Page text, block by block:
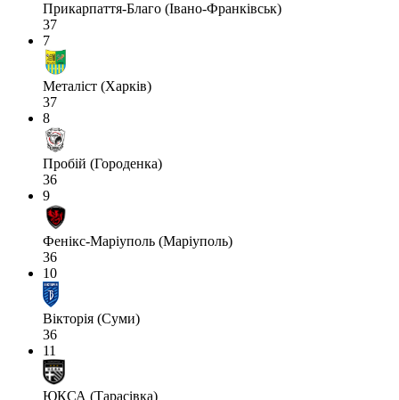
Прикарпаття-Благо (Івано-Франківськ)
37
7
Металіст (Харків)
37
8
Пробій (Городенка)
36
9
Фенікс-Маріуполь (Маріуполь)
36
10
Вікторія (Суми)
36
11
ЮКСА (Тарасівка)